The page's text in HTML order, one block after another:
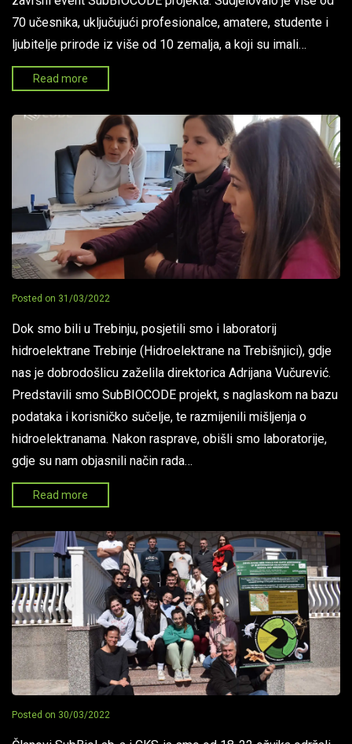
70 učesnika, uključujući profesionalce, amatere, studente i
ljubitelje prirode iz više od 10 zemalja, a koji su imali…
Read more
Posted on 31/03/2022
Dok smo bili u Trebinju, posjetili smo i laboratorij
hidroelektrane Trebinje (Hidroelektrane na Trebišnjici), gdje
nas je dobrodošlicu zaželila direktorica Adrijana Vučurević.
Predstavili smo SubBIOCODE projekt, s naglaskom na bazu
podataka i korisničko sučelje, te razmijenili mišljenja o
hidroelektranama. Nakon rasprave, obišli smo laboratorije,
gdje su nam objasnili način rada…
Read more
Posted on 30/03/2022